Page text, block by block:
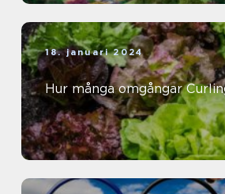
18. januari 2024
Hur många omgångar